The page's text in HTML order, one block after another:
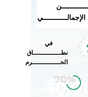
في
نطــــــــــــــاق
الحــــــــــــــرم
70%نسبــــة